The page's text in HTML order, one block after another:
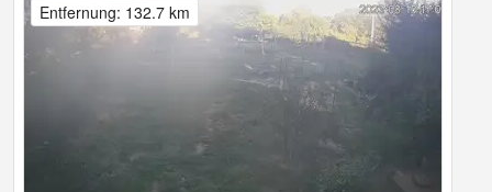
Entfernung: 132.7 km